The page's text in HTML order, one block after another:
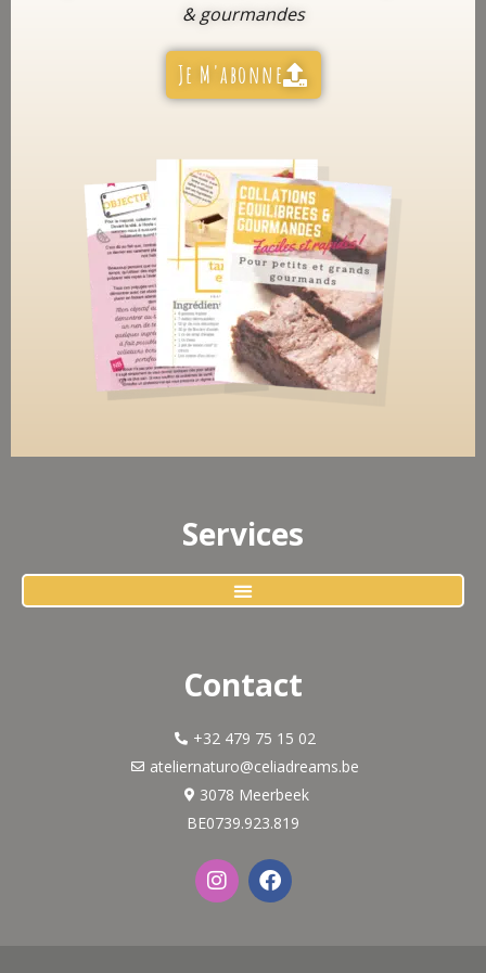
& gourmandes
Je M'abonne
Services
Contact
+32 479 75 15 02
ateliernaturo@celiadreams.be
3078 Meerbeek
BE0739.923.819
I
n
s
F
a
c